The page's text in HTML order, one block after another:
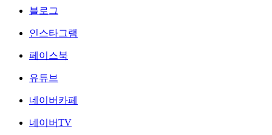
블로그
인스타그램
페이스북
유튜브
네이버카페
네이버TV